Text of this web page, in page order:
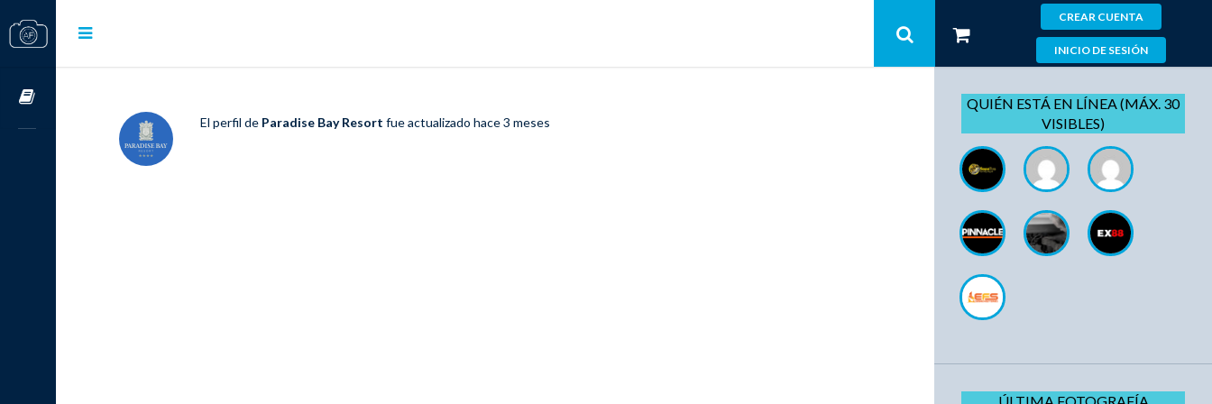
CREAR CUENTA
INICIO DE SESIÓN
El perfil de Paradise Bay Resort fue actualizado hace 3 meses
QUIÉN ESTÁ EN LÍNEA (MÁX. 30
VISIBLES)